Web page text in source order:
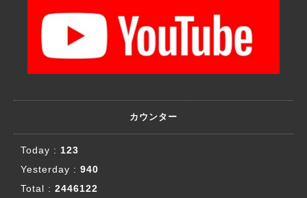
カウンター
Today : 123
Yesterday : 940
Total : 2446122